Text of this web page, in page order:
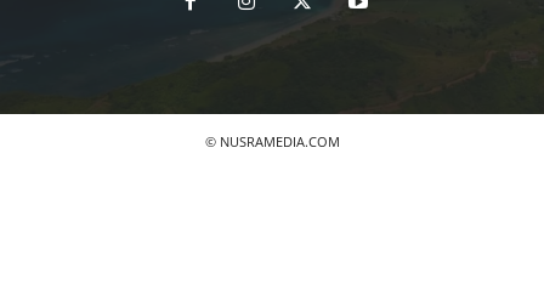
© NUSRAMEDIA.COM